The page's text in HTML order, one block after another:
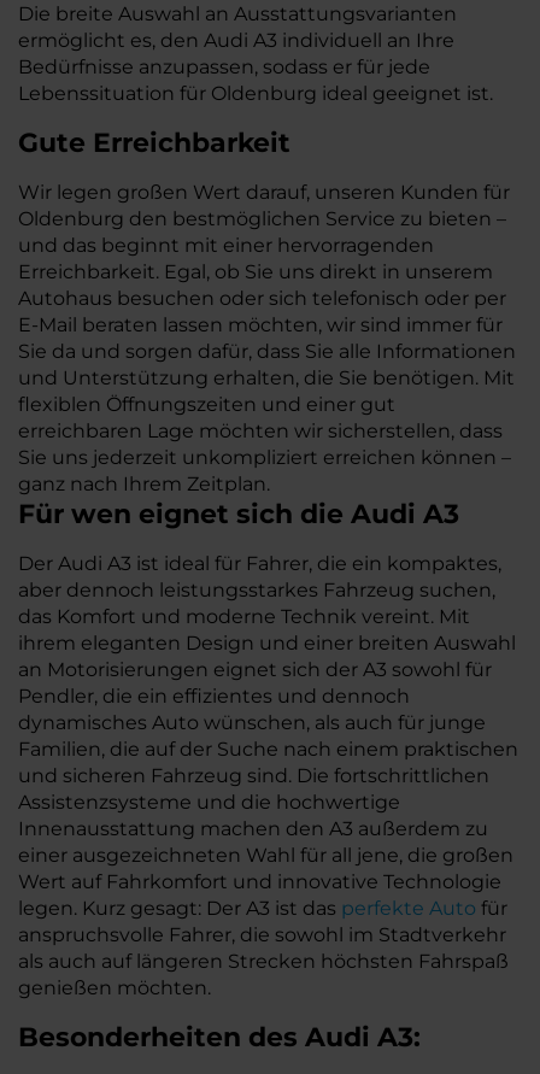
Die breite Auswahl an Ausstattungsvarianten
ermöglicht es, den Audi A3 individuell an Ihre
Bedürfnisse anzupassen, sodass er für jede
Lebenssituation für Oldenburg ideal geeignet ist.
Gute Erreichbarkeit
Wir legen großen Wert darauf, unseren Kunden für
Oldenburg den bestmöglichen Service zu bieten –
und das beginnt mit einer hervorragenden
Erreichbarkeit. Egal, ob Sie uns direkt in unserem
Autohaus besuchen oder sich telefonisch oder per
E-Mail beraten lassen möchten, wir sind immer für
Sie da und sorgen dafür, dass Sie alle Informationen
und Unterstützung erhalten, die Sie benötigen. Mit
flexiblen Öffnungszeiten und einer gut
erreichbaren Lage möchten wir sicherstellen, dass
Sie uns jederzeit unkompliziert erreichen können –
ganz nach Ihrem Zeitplan.
Für wen eignet sich die Audi A3
Der Audi A3 ist ideal für Fahrer, die ein kompaktes,
aber dennoch leistungsstarkes Fahrzeug suchen,
das Komfort und moderne Technik vereint. Mit
ihrem eleganten Design und einer breiten Auswahl
an Motorisierungen eignet sich der A3 sowohl für
Pendler, die ein effizientes und dennoch
dynamisches Auto wünschen, als auch für junge
Familien, die auf der Suche nach einem praktischen
und sicheren Fahrzeug sind. Die fortschrittlichen
Assistenzsysteme und die hochwertige
Innenausstattung machen den A3 außerdem zu
einer ausgezeichneten Wahl für all jene, die großen
Wert auf Fahrkomfort und innovative Technologie
legen. Kurz gesagt: Der A3 ist das perfekte Auto für
anspruchsvolle Fahrer, die sowohl im Stadtverkehr
als auch auf längeren Strecken höchsten Fahrspaß
genießen möchten.
Besonderheiten des Audi A3: